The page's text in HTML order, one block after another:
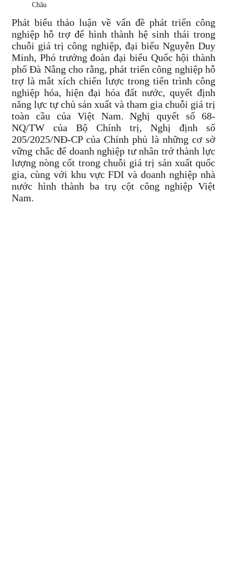
Châu
Phát biểu thảo luận về vấn đề phát triển công
nghiệp hỗ trợ để hình thành hệ sinh thái trong
chuỗi giá trị công nghiệp, đại biểu Nguyễn Duy
Minh, Phó trưởng đoàn đại biểu Quốc hội thành
phố Đà Nẵng cho rằng, phát triển công nghiệp hỗ
trợ là mắt xích chiến lược trong tiến trình công
nghiệp hóa, hiện đại hóa đất nước, quyết định
năng lực tự chủ sản xuất và tham gia chuỗi giá trị
toàn cầu của Việt Nam. Nghị quyết số 68-
NQ/TW của Bộ Chính trị, Nghị định số
205/2025/NĐ-CP của Chính phủ là những cơ sở
vững chắc để doanh nghiệp tư nhân trở thành lực
lượng nòng cốt trong chuỗi giá trị sản xuất quốc
gia, cùng với khu vực FDI và doanh nghiệp nhà
nước hình thành ba trụ cột công nghiệp Việt
Nam.